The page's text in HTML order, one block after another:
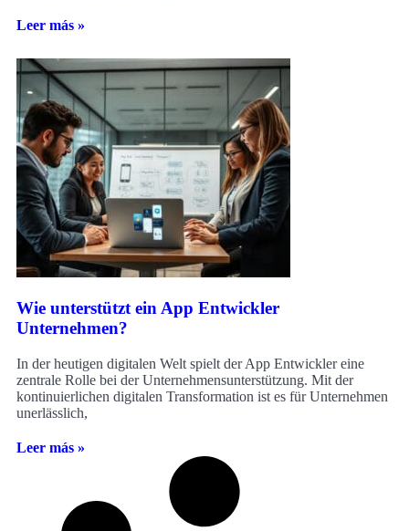
Leer más »
Wie unterstützt ein App Entwickler
Unternehmen?
In der heutigen digitalen Welt spielt der App Entwickler eine
zentrale Rolle bei der Unternehmensunterstützung. Mit der
kontinuierlichen digitalen Transformation ist es für Unternehmen
unerlässlich,
Leer más »